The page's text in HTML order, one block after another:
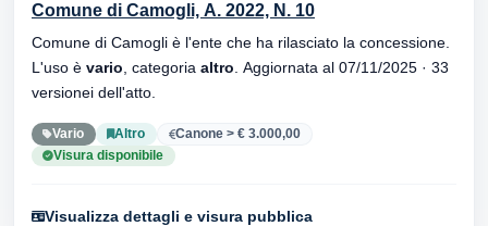
Comune di Camogli, A. 2022, N. 10
Comune di Camogli è l'ente che ha rilasciato la concessione.
L'uso è vario , categoria altro
versionei dell'atto.
Vario Altro
Canone > € 3.000,00
Visura disponibile
Visualizza dettagli e visura pubblica